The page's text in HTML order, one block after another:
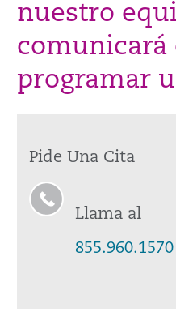
nuestro
comunicará
programar
Pide Una Cita
Llama al
855.960.1570